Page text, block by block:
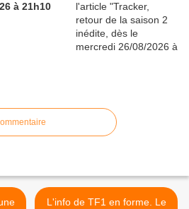
à 21h10
L'info de TF1 en forme. Le